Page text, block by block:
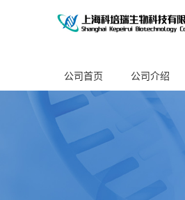
公司首页 公司介绍